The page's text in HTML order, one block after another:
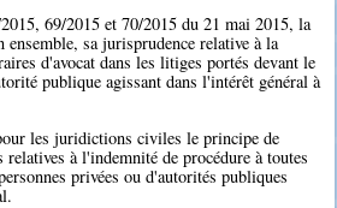
69/2015 et 70/2015 du 21 mai 2015, la
ensemble, sa jurisprudence relative à la
d'avocat dans les litiges portés devant le
publique agissant dans l'intérêt général à
les juridictions civiles le principe de
à l'indemnité de procédure à toutes
privées ou d'autorités publiques